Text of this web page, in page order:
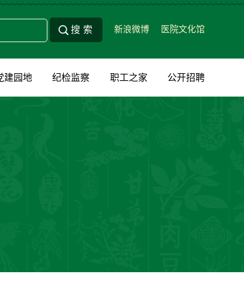
新浪微博 医院文化馆
建园地 纪检监察 职工之家 公开招聘